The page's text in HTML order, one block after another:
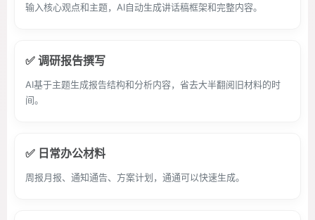
输入核心观点和主题，AI自动生成讲话稿框架和完整内容。
✅ 调研报告撰写
AI基于主题生成报告结构和分析内容，省去大半翻阅旧材料的时
间。
✅ 日常办公材料
周报月报、通知通告、方案计划，通通可以快速生成。